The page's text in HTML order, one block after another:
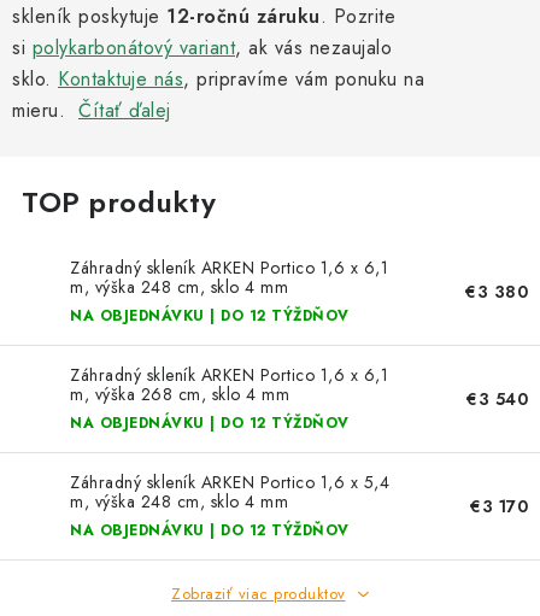
Kontakty
Kachle
skleník poskytuje 12-ročnú záruku. Pozrite
si polykarbonátový variant, ak vás nezaujalo
sklo. Kontaktuje nás, pripravíme vám ponuku na
mieru. Čítať ďalej
Záhradný skleník ARKEN Portico 1,6 x 6,1
m, výška 248 cm, sklo 4 mm
NA OBJEDNÁVKU | DO 12 TÝŽDŇOV
€3 380
Záhradný skleník ARKEN Portico 1,6 x 6,1
m, výška 268 cm, sklo 4 mm
NA OBJEDNÁVKU | DO 12 TÝŽDŇOV
€3 540
Záhradný skleník ARKEN Portico 1,6 x 5,4
m, výška 248 cm, sklo 4 mm
NA OBJEDNÁVKU | DO 12 TÝŽDŇOV
€3 170
Zobraziť viac produktov